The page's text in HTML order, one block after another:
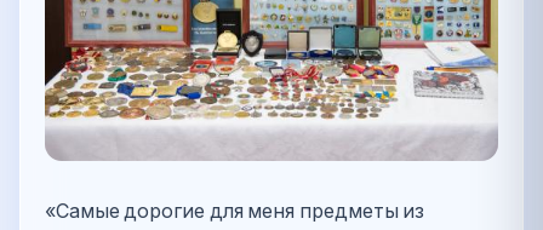
«Самые дорогие для меня предметы из